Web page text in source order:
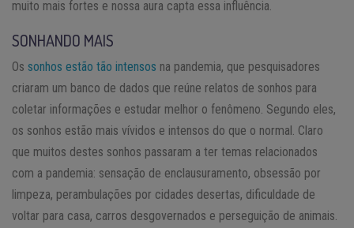
muito mais fortes e nossa aura capta essa influência.
SONHANDO MAIS
Os sonhos estão tão intensos na pandemia, que pesquisadores
criaram um banco de dados que reúne relatos de sonhos para
coletar informações e estudar melhor o fenômeno. Segundo eles,
os sonhos estão mais vívidos e intensos do que o normal. Claro
que muitos destes sonhos passaram a ter temas relacionados
com a pandemia: sensação de enclausuramento, obsessão por
limpeza, perambulações por cidades desertas, dificuldade de
voltar para casa, carros desgovernados e perseguição de animais.